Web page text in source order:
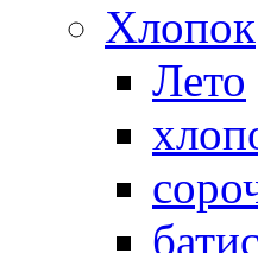
Хлопок
Лето